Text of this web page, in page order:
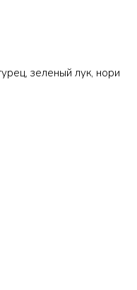
зеленый лук, нори